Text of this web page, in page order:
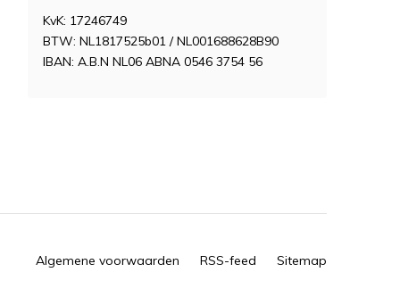
KvK: 17246749
BTW: NL1817525b01 / NL001688628B90
IBAN: A.B.N NL06 ABNA 0546 3754 56
Algemene voorwaarden RSS-feed Sitemap